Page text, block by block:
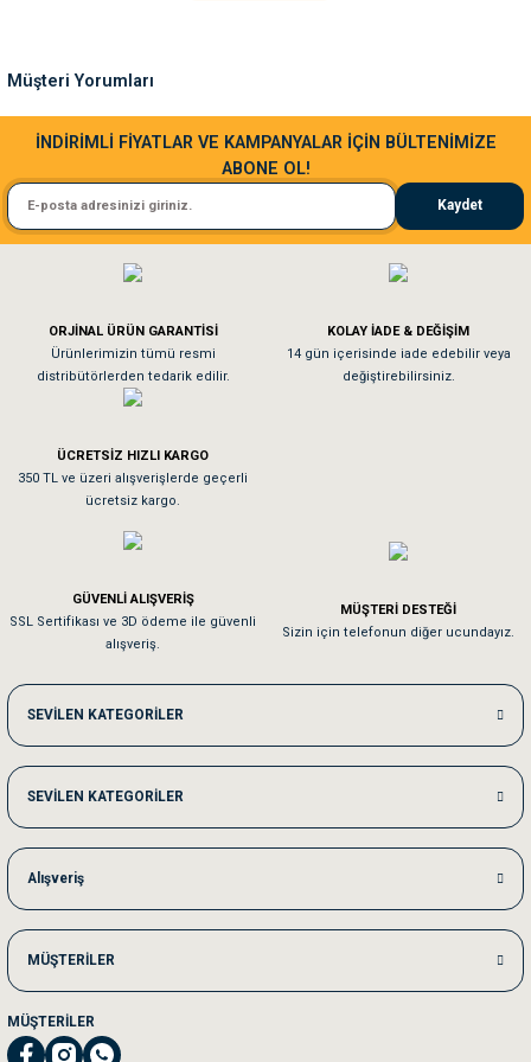
Bu ürüne benzer farklı alternatifler olmalı.
Gönder
Müşteri Yorumları
Sa**** Ta******
Kedim taze mamaya bayıldı kargo fimrasın da bir sorun yaşadım ve arkadaşlar
El**** Ek******
Köpeğim bayıldı hediyeler için teşekkürler
As**** Tu******
Tavşanım kafesinin kalitesine ve paketlemesine bayıldım
Sa**** On******
Kedilerim beğeniyorlar. Memnunuz. Uygun fiyatta olması iyi.
Me***** Ya******
Akşam verdiğim sipariş bir sonraki gün elime ulaştı. Jack russell köpeğim
Ka***** Ar******
Ufak bir sorun harici sorun olmadı sağolsunlar onuda hemen çözdüler
İNDİRİMLİ FİYATLAR VE KAMPANYALAR İÇİN BÜLTENİMİZE
ABONE OL!
Kaydet
ORJİNAL ÜRÜN GARANTİSİ
Ürünlerimizin tümü resmi
distribütörlerden tedarik edilir.
KOLAY İADE & DEĞİŞİM
14 gün içerisinde iade edebilir veya
değiştirebilirsiniz.
ÜCRETSİZ HIZLI KARGO
350 TL ve üzeri alışverişlerde geçerli
ücretsiz kargo.
GÜVENLİ ALIŞVERİŞ
SSL Sertifikası ve 3D ödeme ile güvenli
alışveriş.
MÜŞTERİ DESTEĞİ
Sizin için telefonun diğer ucundayız.
SEVİLEN KATEGORİLER
SEVİLEN KATEGORİLER
Alışveriş
MÜŞTERİLER
MÜŞTERİLER